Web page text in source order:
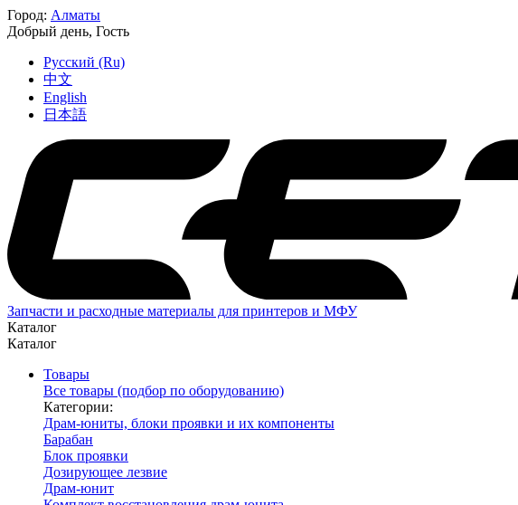
Город: Алматы
Добрый день, Гость
Русский (Ru)
中文
English
日本語
Запчасти и расходные материалы для принтеров и МФУ
Каталог
Каталог
Товары
Все товары (подбор по оборудованию)
Категории:
Драм-юниты, блоки проявки и их компоненты
Барабан
Блок проявки
Дозирующее лезвие
Драм-юнит